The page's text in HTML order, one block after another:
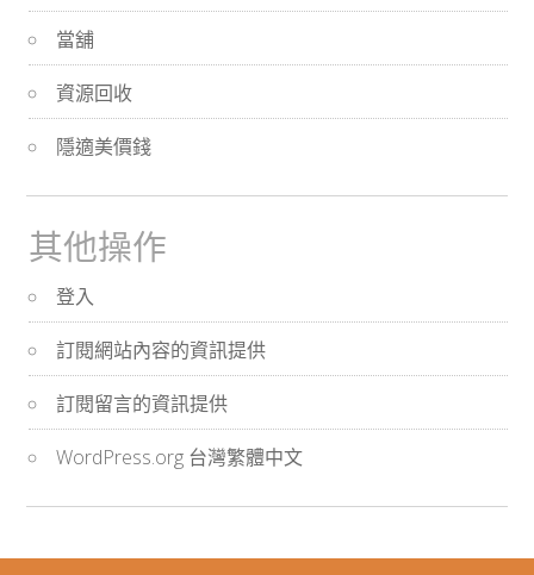
當舖
資源回收
隱適美價錢
其他操作
登入
訂閱網站內容的資訊提供
訂閱留言的資訊提供
WordPress.org 台灣繁體中文